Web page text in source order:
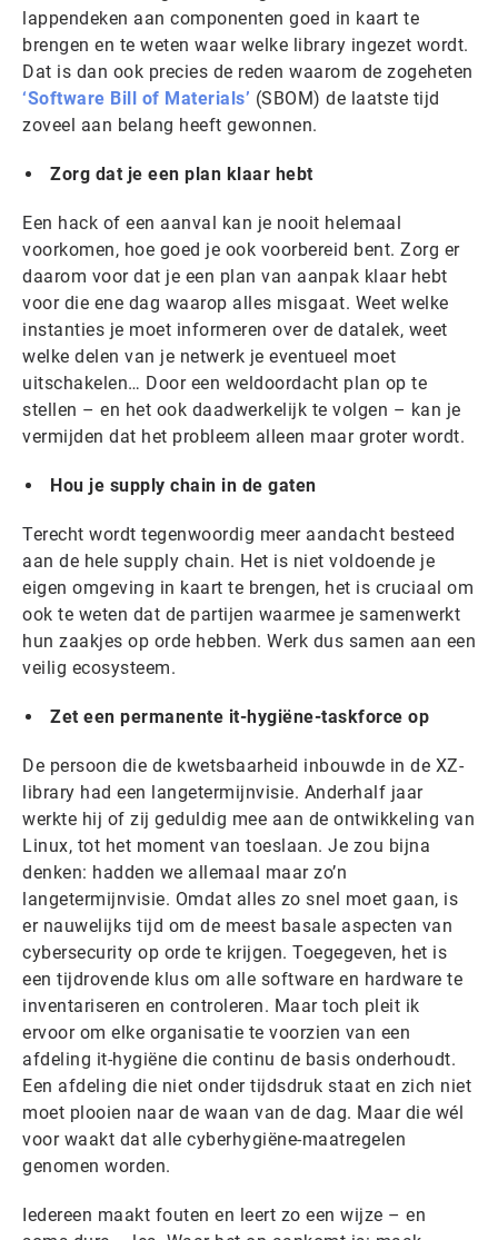
lappendeken aan componenten goed in kaart te
brengen en te weten waar welke library ingezet wordt.
Dat is dan ook precies de reden waarom de zogeheten
‘Software Bill of Materials’ (SBOM) de laatste tijd
zoveel aan belang heeft gewonnen.
Zorg dat je een plan klaar hebt
Een hack of een aanval kan je nooit helemaal
voorkomen, hoe goed je ook voorbereid bent. Zorg er
daarom voor dat je een plan van aanpak klaar hebt
voor die ene dag waarop alles misgaat. Weet welke
instanties je moet informeren over de datalek, weet
welke delen van je netwerk je eventueel moet
uitschakelen… Door een weldoordacht plan op te
stellen – en het ook daadwerkelijk te volgen – kan je
vermijden dat het probleem alleen maar groter wordt.
Hou je supply chain in de gaten
Terecht wordt tegenwoordig meer aandacht besteed
aan de hele supply chain. Het is niet voldoende je
eigen omgeving in kaart te brengen, het is cruciaal om
ook te weten dat de partijen waarmee je samenwerkt
hun zaakjes op orde hebben. Werk dus samen aan een
veilig ecosysteem.
Zet een permanente it-hygiëne-taskforce op
De persoon die de kwetsbaarheid inbouwde in de XZ-
library had een langetermijnvisie. Anderhalf jaar
werkte hij of zij geduldig mee aan de ontwikkeling van
Linux, tot het moment van toeslaan. Je zou bijna
denken: hadden we allemaal maar zo’n
langetermijnvisie. Omdat alles zo snel moet gaan, is
er nauwelijks tijd om de meest basale aspecten van
cybersecurity op orde te krijgen. Toegegeven, het is
een tijdrovende klus om alle software en hardware te
inventariseren en controleren. Maar toch pleit ik
ervoor om elke organisatie te voorzien van een
afdeling it-hygiëne die continu de basis onderhoudt.
Een afdeling die niet onder tijdsdruk staat en zich niet
moet plooien naar de waan van de dag. Maar die wél
voor waakt dat alle cyberhygiëne-maatregelen
genomen worden.
Iedereen maakt fouten en leert zo een wijze – en